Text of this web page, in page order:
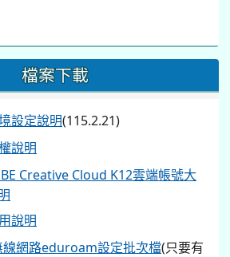
檔案下載
設定說明(115.2.21)
說明
Creative Cloud K12雲端帳號大
說明
線網路eduroam設定批次檔(只要有